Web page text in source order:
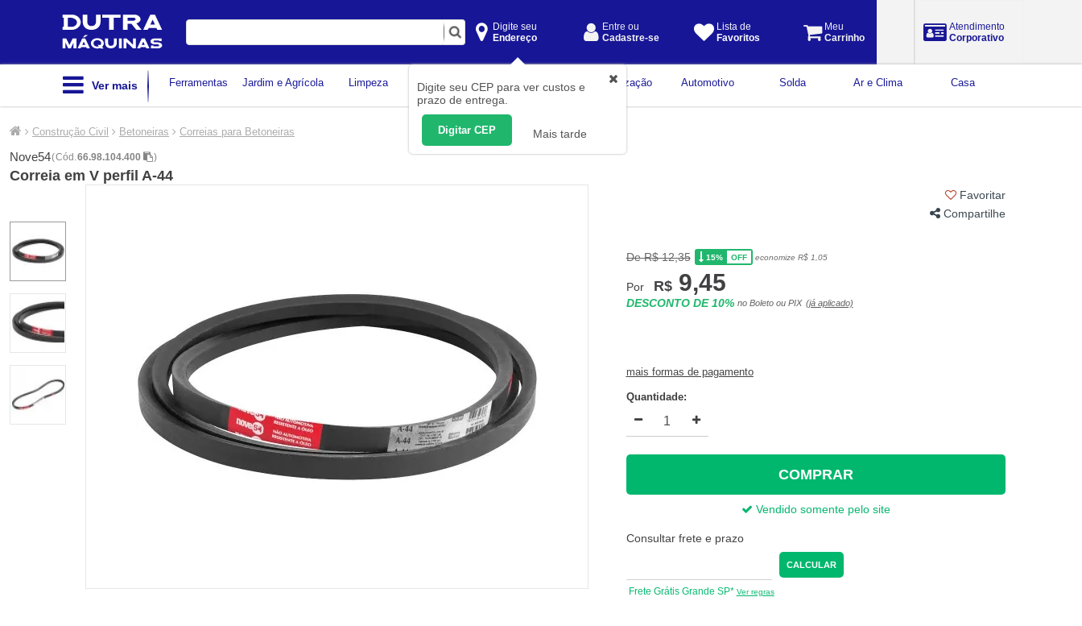
Digite
Digite seu
Endereço
Digite seu CEP para ver custos e
prazo de entrega.
Digitar CEP Mais tarde
Entre ou
Cadastre-se
Lista de
Favoritos
Meu
Carrinho
Atendimento
Corporativo
Ver mais Ferramentas Jardim e Agrícola Limpeza Construção Civil
Medição
Organização Automotivo Solda Ar e Clima Casa
Construção Civil Betoneiras Correias para Betoneiras
Nove54(Cód. 66.98.104.400 )
Correia em V perfil A-44
Favoritar
Compartilhe
De R$ 12,35 15% OFF economize R$ 1,05
Por R$ 9,45
DESCONTO DE 10% no Boleto ou PIX (já aplicado)
mais formas de pagamento
Quantidade:
COMPRAR
Vendido somente pelo site
Consultar frete e prazo
CALCULAR
Frete Grátis Grande SP* Ver regras